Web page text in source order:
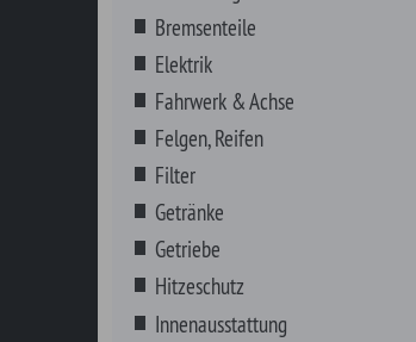
Filter
Getriebe
Hitzeschutz
Innenausstattung
Instrumente
Karosserieteile
Kraftstoff
Kraftstoff- MARINE
Kühlung, Heizung, Klima